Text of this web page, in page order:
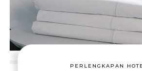
PERLENGKAPAN